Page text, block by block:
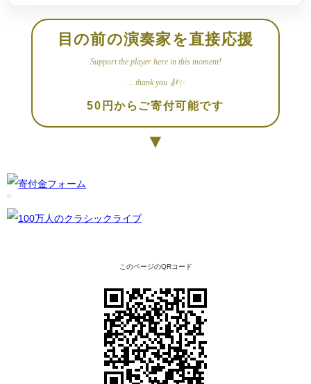
目の前の演奏家を直接応援
Support the player here in this moment!
... thank you 🎻✨
50円からご寄付可能です
▼
このページのQRコード